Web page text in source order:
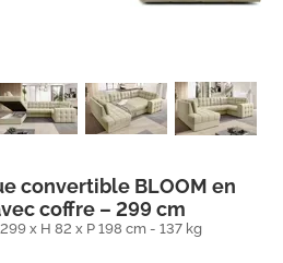
convertible BLOOM en
coffre – 299 cm
x H 82 x P 198 cm - 137 kg